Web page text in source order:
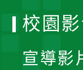
校園
宣導影